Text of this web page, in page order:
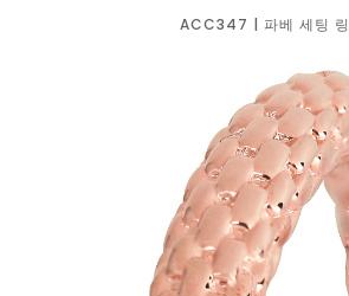
ACC347 | 파베 세팅 링